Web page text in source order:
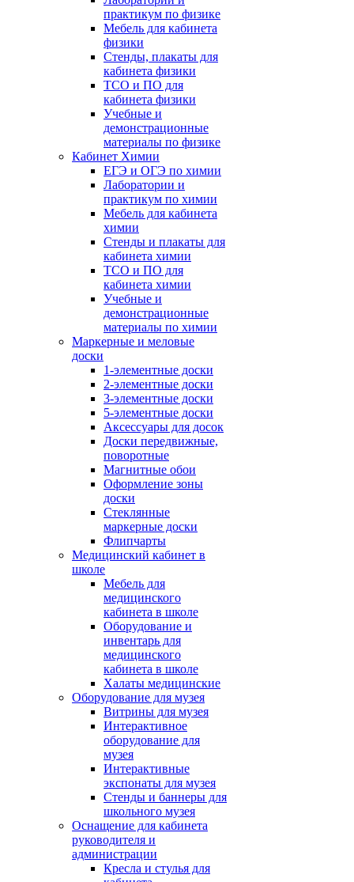
практикум по физике
Мебель для кабинета
физики
Стенды, плакаты для
кабинета физики
ТСО и ПО для
кабинета физики
Учебные и
демонстрационные
материалы по физике
Кабинет Химии
ЕГЭ и ОГЭ по химии
Лаборатории и
практикум по химии
Мебель для кабинета
химии
Стенды и плакаты для
кабинета химии
ТСО и ПО для
кабинета химии
Учебные и
демонстрационные
материалы по химии
Маркерные и меловые
доски
1-элементные доски
2-элементные доски
3-элементные доски
5-элементные доски
Аксессуары для досок
Доски передвижные,
поворотные
Магнитные обои
Оформление зоны
доски
Стеклянные
маркерные доски
Флипчарты
Медицинский кабинет в
школе
Мебель для
медицинского
кабинета в школе
Оборудование и
инвентарь для
медицинского
кабинета в школе
Халаты медицинские
Оборудование для музея
Витрины для музея
Интерактивное
оборудование для
музея
Интерактивные
экспонаты для музея
Стенды и баннеры для
школьного музея
Оснащение для кабинета
руководителя и
администрации
Кресла и стулья для